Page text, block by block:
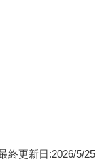
終更新日:2026/5/25